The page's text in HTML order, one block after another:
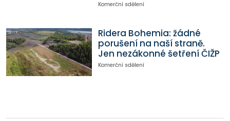
Komerční sdělení
Ridera Bohemia: žádné
porušení na naší straně.
Jen nezákonné šetření ČIŽP
Komerční sdělení